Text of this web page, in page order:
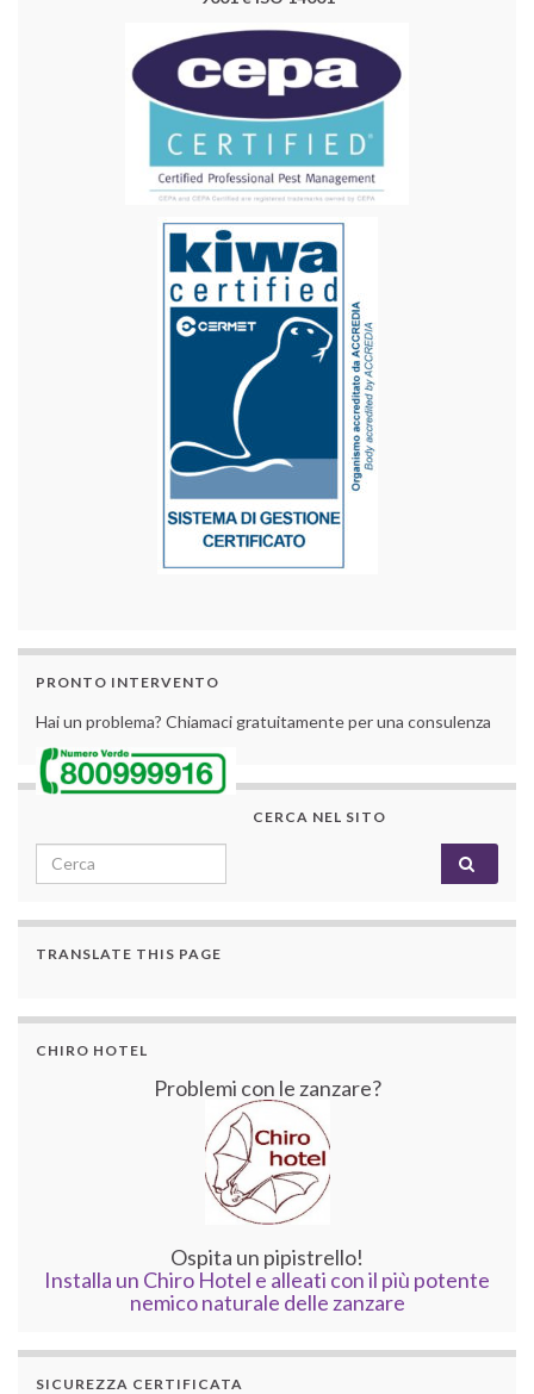
PRONTO INTERVENTO
Hai un problema? Chiamaci gratuitamente per una consulenza
CERCA NEL SITO
Search for:
TRANSLATE THIS PAGE
CHIRO HOTEL
Problemi con le zanzare?
Ospita un pipistrello!
Installa un Chiro Hotel e alleati con il più potente
nemico naturale delle zanzare
SICUREZZA CERTIFICATA